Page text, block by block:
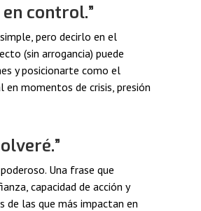
en control.”
pero decirlo en el
(sin arrogancia) puede
y posicionarte como el
en momentos de crisis, presión
Una frase que
capacidad de acción y
de las que más impactan en